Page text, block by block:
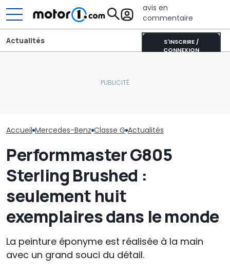
avis en
commentaire
S'INSCRIRE /
CONNEXION
Actualités
Accueil Mercedes-Benz Classe G Actualités
Performmaster G805
Sterling Brushed :
seulement huit
exemplaires dans le monde
La peinture éponyme est réalisée à la main
avec un grand souci du détail.